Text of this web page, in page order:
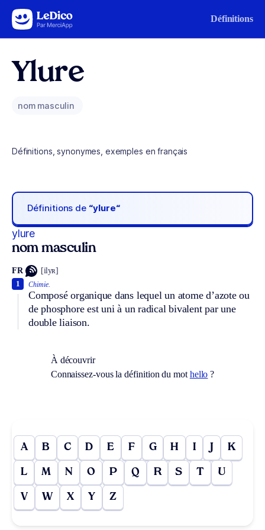
Aller au contenu Définitions
Ylure
nom masculin
Définitions, synonymes, exemples en français
Définitions de “ylure“
ylure
nom masculin
FR [ilyʀ]
Chimie.
Composé organique dans lequel un atome d’azote ou
de phosphore est uni à un radical bivalent par une
double liaison.
1
À découvrir
Connaissez-vous la définition du mot hello ?
A B C D E F G H I J K
L M N O P Q R S T U
V W X Y Z